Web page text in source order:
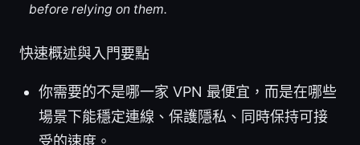
before relying on them.
快速概述與入門要點
你需要的不是哪一家 VPN 最便宜，而是在哪些
場景下能穩定連線、保護隱私、同時保持可接
受的速度。